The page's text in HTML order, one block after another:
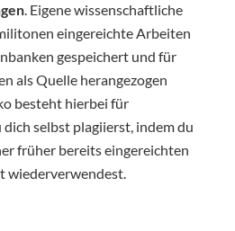
. Eigene wissenschaftliche
eingereichte Arbeiten
gespeichert und für
als Quelle herangezogen
besteht hierbei für
dich selbst plagiierst, indem du
früher bereits eingereichten
wiederverwendest.